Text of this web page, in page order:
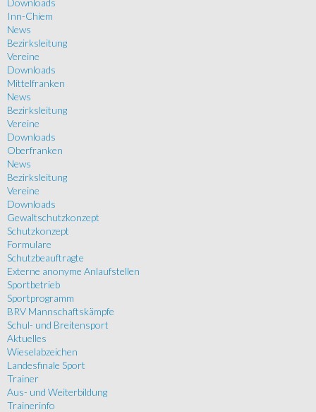
Downloads
Inn-Chiem
News
Bezirksleitung
Vereine
Downloads
Mittelfranken
News
Bezirksleitung
Vereine
Downloads
Oberfranken
News
Bezirksleitung
Vereine
Downloads
Gewaltschutzkonzept
Schutzkonzept
Formulare
Schutzbeauftragte
Externe anonyme Anlaufstellen
Sportbetrieb
Sportprogramm
BRV Mannschaftskämpfe
Schul- und Breitensport
Aktuelles
Wieselabzeichen
Landesfinale Sport
Trainer
Aus- und Weiterbildung
Trainerinfo